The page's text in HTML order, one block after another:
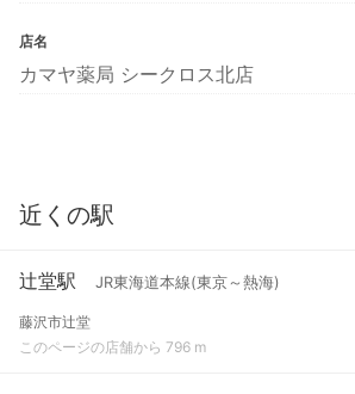
店名
カマヤ薬局 シークロス北店
近くの駅
辻堂駅 JR東海道本線(東京～熱海)
藤沢市辻堂
このページの店舗から 796 m